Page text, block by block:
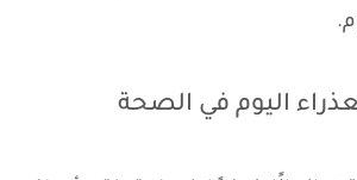
اليوم في الصحة